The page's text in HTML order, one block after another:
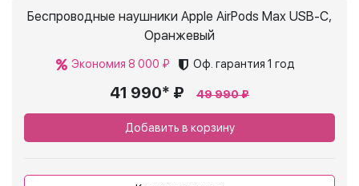
Беспроводные наушники Apple AirPods Max USB-C,
Оранжевый
Экономия 8 000 ₽ Оф. гарантия 1 год
41 990* ₽ 49 990 ₽
Добавить в корзину